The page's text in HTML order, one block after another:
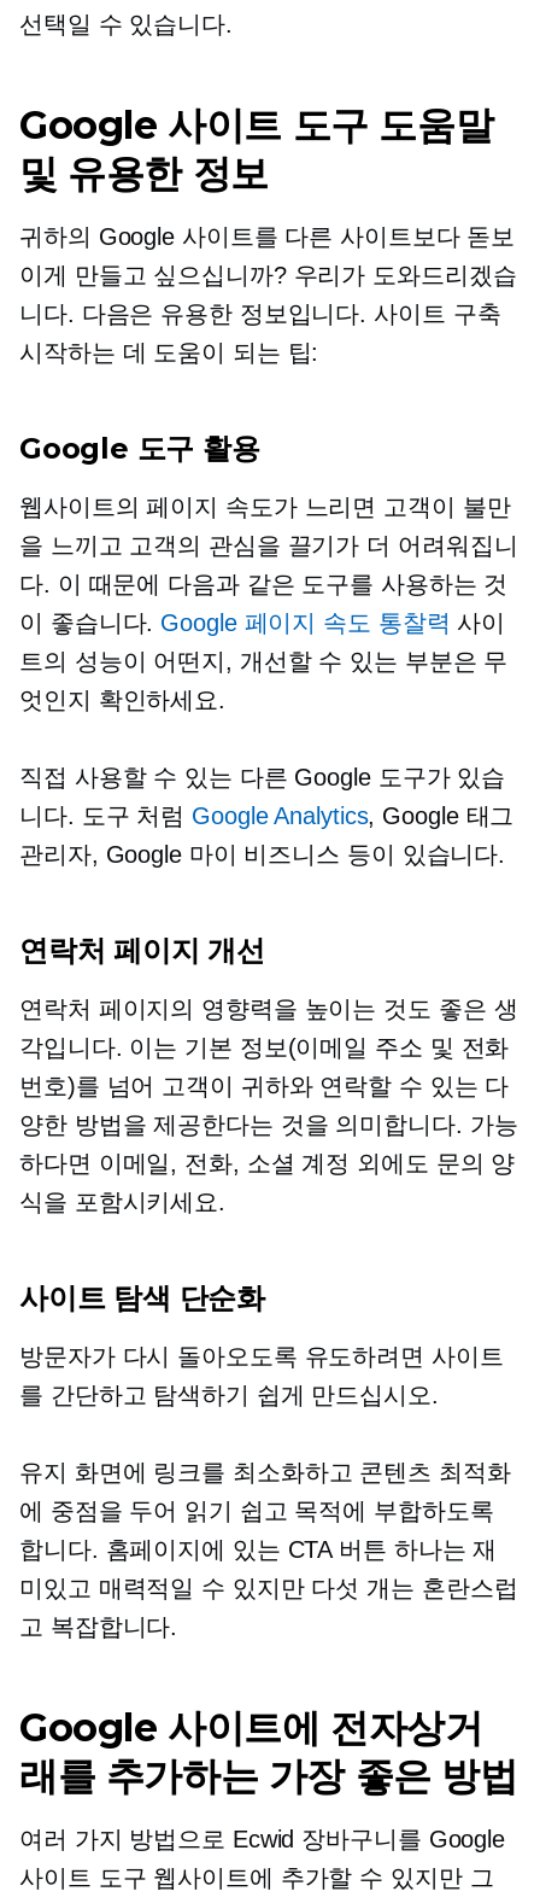
선택일 수 있습니다.
Google 사이트 도구 도움말
및 유용한 정보
귀하의 Google 사이트를 다른 사이트보다 돋보
이게 만들고 싶으십니까? 우리가 도와드리겠습
니다. 다음은 유용한 정보입니다. 사이트 구축
시작하는 데 도움이 되는 팁:
Google 도구 활용
웹사이트의 페이지 속도가 느리면 고객이 불만
을 느끼고 고객의 관심을 끌기가 더 어려워집니
다. 이 때문에 다음과 같은 도구를 사용하는 것
이 좋습니다. Google 페이지 속도 통찰력 사이
트의 성능이 어떤지, 개선할 수 있는 부분은 무
엇인지 확인하세요.
직접 사용할 수 있는 다른 Google 도구가 있습
니다. 도구 처럼 Google Analytics, Google 태그
관리자, Google 마이 비즈니스 등이 있습니다.
연락처 페이지 개선
연락처 페이지의 영향력을 높이는 것도 좋은 생
각입니다. 이는 기본 정보(이메일 주소 및 전화
번호)를 넘어 고객이 귀하와 연락할 수 있는 다
양한 방법을 제공한다는 것을 의미합니다. 가능
하다면 이메일, 전화, 소셜 계정 외에도 문의 양
식을 포함시키세요.
사이트 탐색 단순화
방문자가 다시 돌아오도록 유도하려면 사이트
를 간단하고 탐색하기 쉽게 만드십시오.
유지 화면에 링크를 최소화하고 콘텐츠 최적화
에 중점을 두어 읽기 쉽고 목적에 부합하도록
합니다. 홈페이지에 있는 CTA 버튼 하나는 재
미있고 매력적일 수 있지만 다섯 개는 혼란스럽
고 복잡합니다.
Google 사이트에 전자상거
래를 추가하는 가장 좋은 방법
여러 가지 방법으로 Ecwid 장바구니를 Google
사이트 도구 웹사이트에 추가할 수 있지만 그